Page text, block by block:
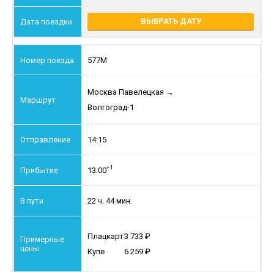
ВЫБРАТЬ ДАТУ
577М
Москва Павелецкая →
Волгоград-1
14:15
13:00+1
22 ч. 44 мин.
Плацкарт3 733
Купе
6 259